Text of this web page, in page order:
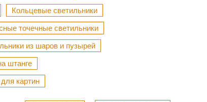
Кольцевые светильники
точечные светильники
из шаров и пузырей
штанге
картин